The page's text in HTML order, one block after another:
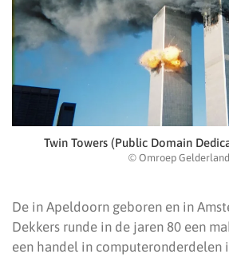
Twin Towers (Public Domain
© Omroep Gelderland
De in Apeldoorn geboren en in
Dekkers runde in de jaren 80 een
een handel in computeronderdelen